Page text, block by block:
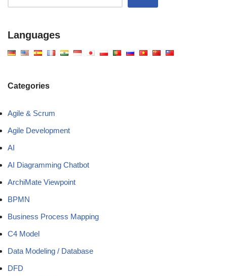
Languages
Categories
Agile & Scrum
Agile Development
AI
AI Diagramming Chatbot
ArchiMate Viewpoint
BPMN
Business Process Mapping
C4 Model
Data Modeling / Database
DFD